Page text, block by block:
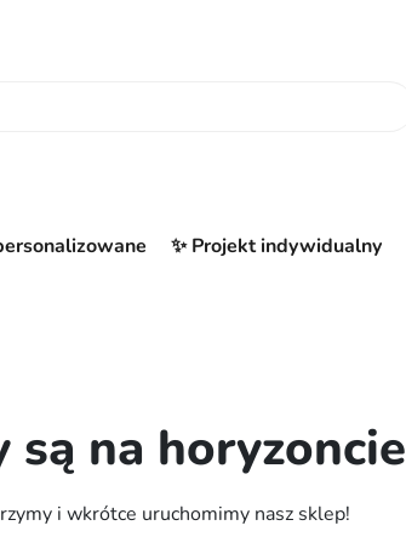
✨ Projekt indywidualny
na horyzoncie
i wkrótce uruchomimy nasz sklep!